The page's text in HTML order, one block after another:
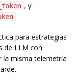
, y
para estrategias
de LLM con
la misma telemetría